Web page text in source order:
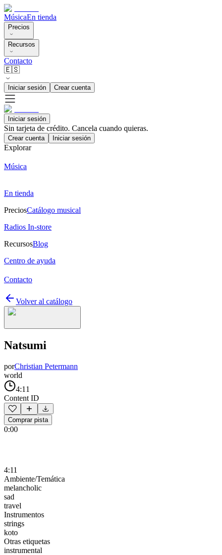
MúsicaEn tienda
Precios
Recursos
Contacto
🇪🇸
Iniciar sesión Crear cuenta
Iniciar sesión
Sin tarjeta de crédito. Cancela cuando quieras.
Crear cuenta Iniciar sesión
Explorar
Música
En tienda
PreciosCatálogo musical
Radios In-store
RecursosBlog
Centro de ayuda
Contacto
Volver al catálogo
Natsumi
porChristian Petermann
world
4:11
Content ID
Comprar pista
0:00
4:11
Ambiente/Temática
melancholic
sad
travel
Instrumentos
strings
koto
Otras etiquetas
instrumental